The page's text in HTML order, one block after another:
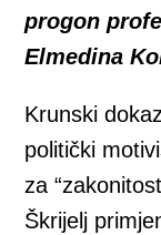
progon
Elmedina
Krunski
politički
za
Škrijelj